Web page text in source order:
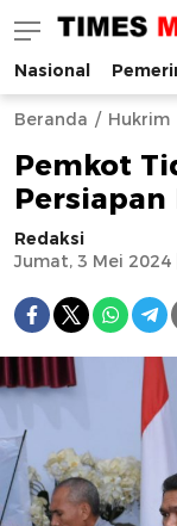
Times Malut
Berita
Nasional
Beranda Hukrim
Pemkot
Redaksi
Jumat, 3 Mei 2024